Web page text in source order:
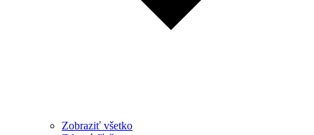
Zobraziť všetko